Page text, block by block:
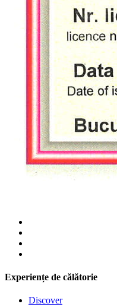
Experiențe de călătorie
Discover